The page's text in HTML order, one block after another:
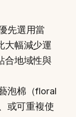
先選用當
大幅減少運
合地域性與
泡棉（floral
或可重複使